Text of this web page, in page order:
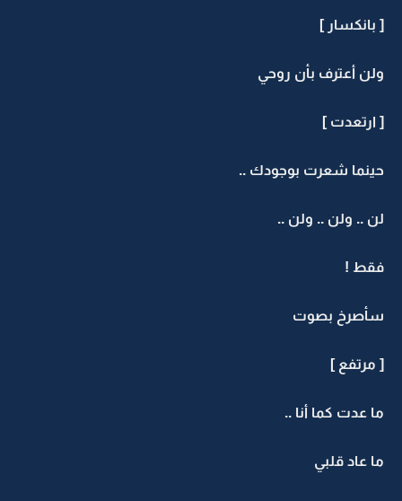
[ بانكسار ]
ولن أعترف بأن روحي
[ ارتعدت ]
حينما شعرت بوجودك ..
لن .. ولن .. ولن ..
فقط !
سأصرخ بصوت
[ مرتفع ]
ما عدت كما أنا ..
ما عاد قلبي